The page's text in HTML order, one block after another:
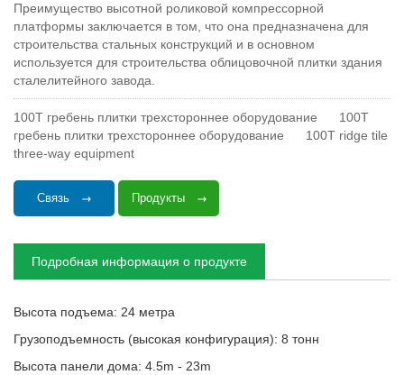
Преимущество высотной роликовой компрессорной
платформы заключается в том, что она предназначена для
строительства стальных конструкций и в основном
используется для строительства облицовочной плитки здания
сталелитейного завода.
100T гребень плитки трехстороннее оборудование
100T
гребень плитки трехстороннее оборудование
100T ridge tile
three-way equipment
Связь Продукты
Подробная информация о продукте
Высота подъема: 24 метра
Грузоподъемность (высокая конфигурация): 8 тонн
Высота панели дома: 4.5m - 23m